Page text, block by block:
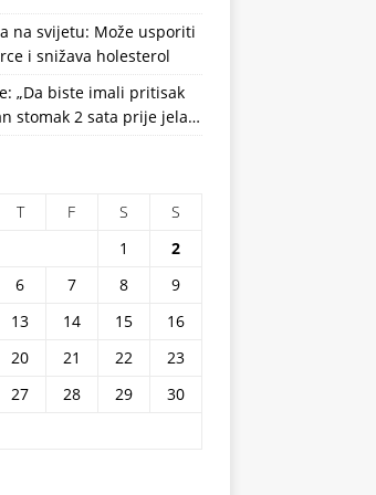
na svijetu: Može usporiti
i snižava holesterol
„Da biste imali pritisak
stomak 2 sata prije jela…
T F S
S
1
2
6 7 8
9
13 14 15
16
20 21 22
23
27 28 29
30